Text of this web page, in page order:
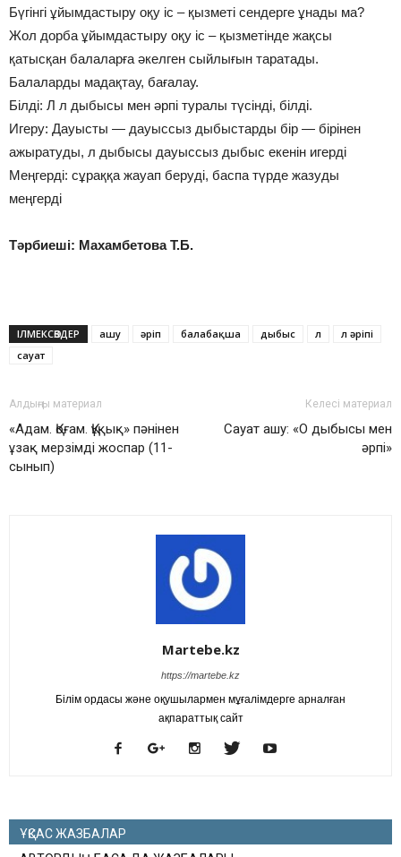
Бүгінгі ұйымдастыру оқу іс – қызметі сендерге ұнады ма?
Жол дорба ұйымдастыру оқу іс – қызметінде жақсы
қатысқан балаларға әкелген сыйлығын таратады.
Балаларды мадақтау, бағалау.
Білді: Л л дыбысы мен әрпі туралы түсінді, білді.
Игеру: Дауысты — дауыссыз дыбыстарды бір — бірінен
ажыратуды, л дыбысы дауыссыз дыбыс екенін игерді
Меңгерді: сұраққа жауап беруді, баспа түрде жазуды
меңгерді
Тәрбиеші: Махамбетова Т.Б.
ІЛМЕКСӨЗДЕР ашу әріп балабақша дыбыс л
л әріпі
сауат
Алдыңғы материал
«Адам. Қоғам. Құқық» пәнінен
ұзақ мерзімді жоспар (11-
сынып)
Келесі материал
Сауат ашу: «О дыбысы мен
әрпі»
Martebe.kz
https://martebe.kz
Білім ордасы және оқушылармен мұғалімдерге арналған
ақпараттық сайт
ҰҚСАС ЖАЗБАЛАР